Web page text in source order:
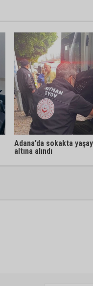
Adana’da sokakta
altına alındı